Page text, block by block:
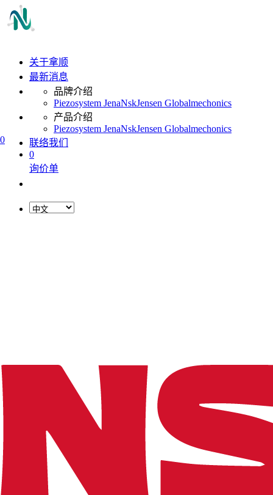
0
关于拿顺
最新消息
品牌介绍
Piezosystem JenaNskJensen Globalmechonics
产品介绍
Piezosystem JenaNskJensen Globalmechonics
联络我们
0
询价单